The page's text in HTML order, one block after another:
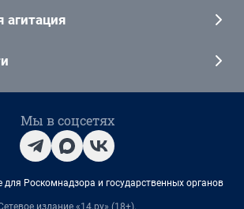
Мы в соцсетях
для Роскомнадзора и государственных органов
издание «14.ру» (18+).